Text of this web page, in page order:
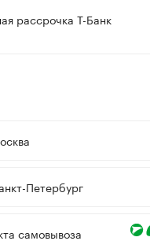
рассрочка Т-Банк
Петербург
самовывоза